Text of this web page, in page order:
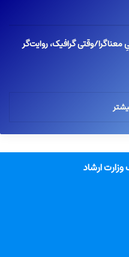
وقتی گرافیک، روایت‌گر
ارشاد